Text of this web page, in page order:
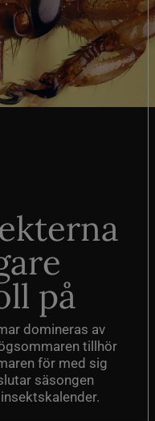
på
domineras av
tillhör
för med sig
säsongen